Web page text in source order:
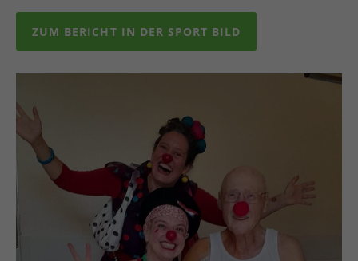
ZUM BERICHT IN DER SPORT BILD